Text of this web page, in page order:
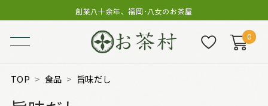
創業八十余年、福岡･八女のお茶屋
0
TOP 食品 旨味だし